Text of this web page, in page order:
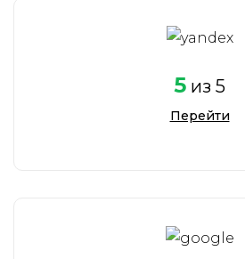
5 из 5
Перейти